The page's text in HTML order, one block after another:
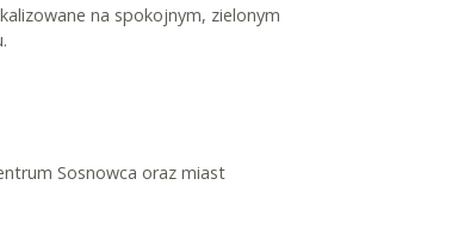
na spokojnym, zielonym
Sosnowca oraz miast